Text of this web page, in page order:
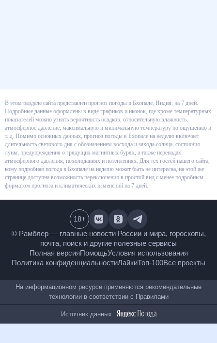
В этом разделе сайта представлен прогноз погоды в Бхопале, Индия, на 7
дней. Подробные данные оформлены в виде графиков и иконок, где кроме
температурных показателей можно узнать вероятность осадков,
относительную влажность, атмосферное давление, максимальную и
минимальную температуру по ощущению и т. д. Помимо основных
данных, прогноз погоды в Бхопале на неделю включает длительность
светового дня с обозначением восхода и захода солнца, состояния луны,
предупреждения о грядущих магнитных бурях, а также перепадах
атмосферного давления, похолоданиях и потеплениях. Для тех гостей
нашего сайта, кому подробная погода в Бхопале на неделю может быть
не интересна, на этой же странице доступна возможность переключения
© Рамблер — главные новости России и мира,
гороскопы, почта, поиск и другие полезные сервисы
Полная версия
Помощь
Условия использования
Политика конфиденциальностиЛайкиТоп-100
Все проекты
18+
На информационном ресурсе применяются
рекомендательные технологии в соответствии сПравилами